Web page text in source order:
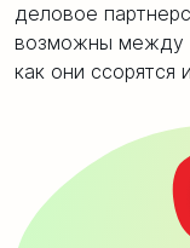
деловое
возможны между
как они ссорятся